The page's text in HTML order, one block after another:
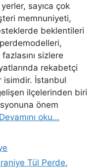
sayıca çok
memnuniyeti,
beklentileri
sizlere
rekabetçi
isimdir. İstanbul
ilçelerinden biri
önem
Devamını oku…
Tül Perde,